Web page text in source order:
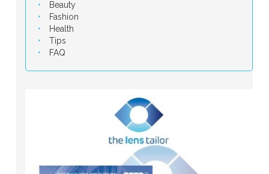
Beauty
Fashion
Health
Tips
FAQ